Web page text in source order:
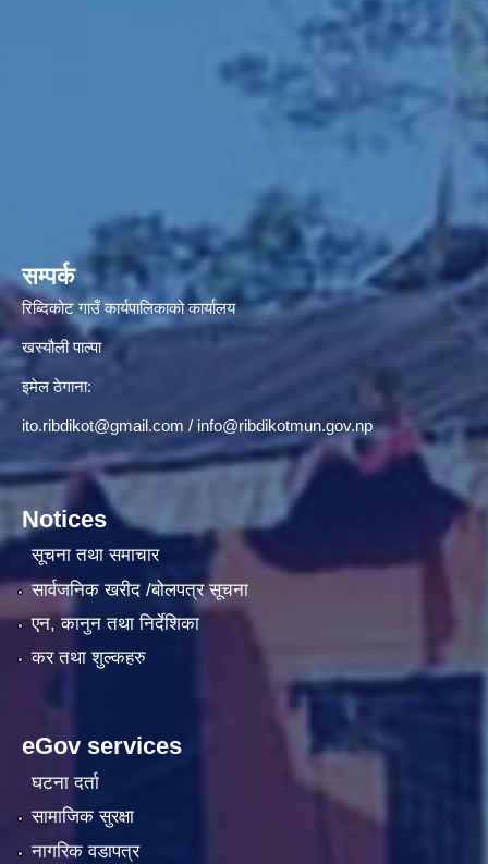
सम्पर्क
रिब्दिकोट गाउँ कार्यपालिकाको कार्यालय
खस्यौली पाल्पा
इमेल ठेगाना:
ito.ribdikot@gmail.com / info@ribdikotmun.gov.np
Notices
सूचना तथा समाचार
सार्वजनिक खरीद /बोलपत्र सूचना
एन, कानुन तथा निर्देशिका
कर तथा शुल्कहरु
eGov services
घटना दर्ता
सामाजिक सुरक्षा
नागरिक वडापत्र